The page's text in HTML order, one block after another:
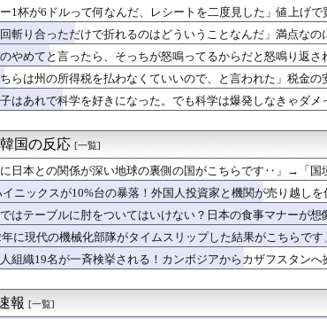
ーを破らないように」海外の反応
たら、そっちが怒鳴ってるからだと怒鳴り返された」感情...
セン、女の子の要望が刺さりすぎた」
い対立ってある？」日本「エスカレーターの立つ位置」
飛行艇が次々着水する南仏の湖「肝心の場面で毎回カメラ...
を決定！（海外の反応）
も段ボールベッドを出してきたので後進国なのは変わらな...
平が今永昇太から初めてホームランを打って海外大興奮！...
翔平がカブス戦で『1試合2本塁打』を達成、ドジャー...
して世界が騒然！←「事実上の禁輸措置か？」（海外の反...
めたばかりなんだが大谷翔平って投手としてはどれくらい...
杯予選で外国人審判に性接待したことが発覚！」
全に定着！ブームを超えて一つのジャンルとして日本人全...
島に原爆を投下した原因？』、『天皇頃したら・・』
税を払わなくていいので、と言われた」税金の安い土地に...
のスーパー、この売り場だけ異世界」
化部隊がタイムスリップした結果がこちらです」→「...
。日本円の安定化に取り組んだのもこれが原因か？」
1杯が6ドルって何なんだ、レシートを二度見した」値上げ
斬り合っただけで折れるのはどういうことなんだ」満点な
やめてと言ったら、そっちが怒鳴ってるからだと怒鳴り返
らは州の所得税を払わなくていいので、と言われた」税金
はあれで科学を好きになった。でも科学は爆発しなきゃダ
国の反応 [一覧]
日本との関係が深い地球の裏側の国がこちらです‥」→「国
ニックスが10%台の暴落！外国人投資家と機関が売り越し
はテーブルに肘をついてはいけない？日本の食事マナーが
ナーか？‥」
に現代の機械化部隊がタイムスリップした結果がこちらで
組織19名が一斉検挙される！カンボジアからカザフスタン
報 [一覧]